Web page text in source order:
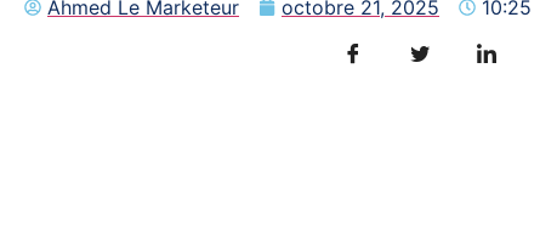
Ahmed Le Marketeur octobre 21, 2025 10:25